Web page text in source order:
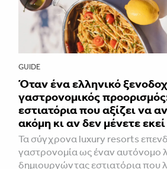
GUIDE
Όταν ένα ελληνικό
γαστρονομικός
εστιατόρια που αξίζει να
ακόμη κι αν δεν μένετε εκεί
Τα σύγχρονα luxury resorts
γαστρονομία ως έναν αυτόνομο
δημιουργώντας εστιατόρια που